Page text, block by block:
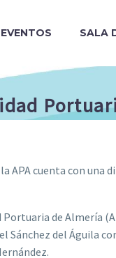
EVENTOS SALA
APA cuenta con
de Almería
Sánchez del Águila